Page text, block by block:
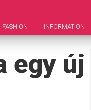
FASHION INFORMATION
egy új